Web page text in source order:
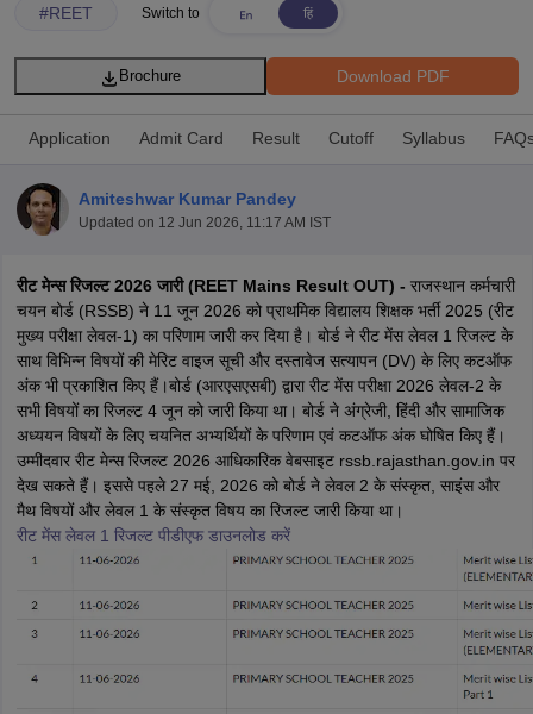
Exam Dates
Exam Dates
IBPS Clerk Exam Dates
SSC CHSL Exam Dates
#REET Switch to
Download PDF
Brochure
Application Admit Card Result Cutoff Syllabus
Amiteshwar Kumar Pandey
Updated on 12 Jun 2026, 11:17 AM IST
रीट मेन्स रिजल्ट 2026 जारी (REET Mains Result OUT) - राजस्थान कर्मचारी
चयन बोर्ड (RSSB) ने 11 जून 2026 को प्राथमिक विद्यालय शिक्षक भर्ती 2025 (रीट
मुख्य परीक्षा लेवल-1) का परिणाम जारी कर दिया है। बोर्ड ने रीट मेंस लेवल 1 रिजल्ट के
साथ विभिन्न विषयों की मेरिट वाइज सूची और दस्तावेज सत्यापन (DV) के लिए कटऑफ
अंक भी प्रकाशित किए हैं।बोर्ड (आरएसएसबी) द्वारा रीट मेंस परीक्षा 2026 लेवल-2 के
सभी विषयों का रिजल्ट 4 जून को जारी किया था। बोर्ड ने अंग्रेजी, हिंदी और सामाजिक
अध्ययन विषयों के लिए चयनित अभ्यर्थियों के परिणाम एवं कटऑफ अंक घोषित किए हैं।
उम्मीदवार रीट मेन्स रिजल्ट 2026 आधिकारिक वेबसाइट rssb.rajasthan.gov.in पर
देख सकते हैं। इससे पहले 27 मई, 2026 को बोर्ड ने लेवल 2 के संस्कृत, साइंस और
मैथ विषयों और लेवल 1 के संस्कृत विषय का रिजल्ट जारी किया था।
रीट मेंस लेवल 1 रिजल्ट पीडीएफ डाउनलोड करें